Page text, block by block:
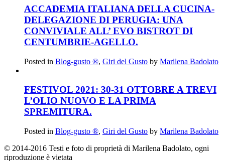
ACCADEMIA ITALIANA DELLA CUCINA-
DELEGAZIONE DI PERUGIA: UNA
CONVIVIALE ALL’ EVO BISTROT DI
CENTUMBRIE-AGELLO.
Posted in Blog-gusto ®, Giri del Gusto by Marilena Badolato
FESTIVOL 2021: 30-31 OTTOBRE A TREVI
L’OLIO NUOVO E LA PRIMA
SPREMITURA.
Posted in Blog-gusto ®, Giri del Gusto by Marilena Badolato
© 2014-2016 Testi e foto di proprietà di Marilena Badolato, ogni
riproduzione è vietata